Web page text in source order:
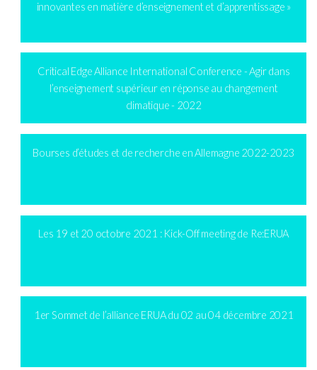
innovantes en matière d’enseignement et d’apprentissage »
Critical Edge Alliance International Conference - Agir dans
l’enseignement supérieur en réponse au changement
climatique - 2022
Bourses d’études et de recherche en Allemagne 2022-2023
Les 19 et 20 octobre 2021 : Kick-Off meeting de Re:ERUA
1er Sommet de l’alliance ERUA du 02 au 04 décembre 2021